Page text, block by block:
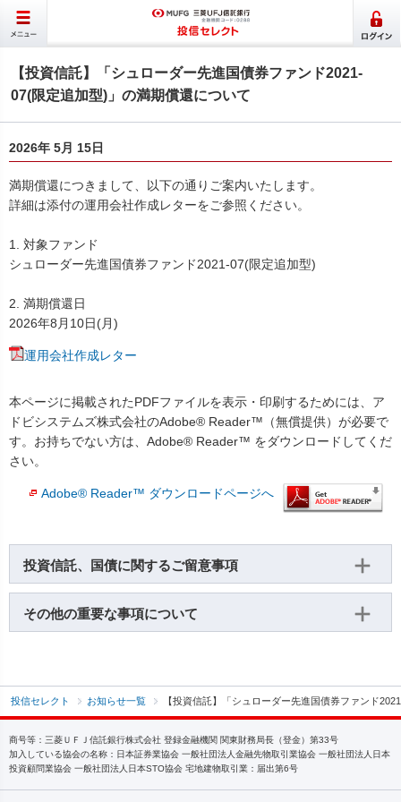
【投資信託】「シュローダー先進国債券ファンド2021-
07(限定追加型)」の満期償還について
2026年 5月 15日
満期償還につきまして、以下の通りご案内いたします。
詳細は添付の運用会社作成レターをご参照ください。
1. 対象ファンド
シュローダー先進国債券ファンド2021-07(限定追加型)
2. 満期償還日
2026年8月10日(月)
運用会社作成レター
本ページに掲載されたPDFファイルを表示・印刷するためには、ア
ドビシステムズ株式会社のAdobe® Reader™（無償提供）が必要で
す。お持ちでない方は、Adobe® Reader™ をダウンロードしてくだ
さい。
Adobe® Reader™ ダウンロードページへ
投資信託、国債に関するご留意事項
その他の重要な事項について
投信セレクト お知らせ一覧 【投資信託】「シュローダー先進国債券ファンド
商号等：三菱ＵＦＪ信託銀行株式会社 登録金融機関 関東財務局長（登金）第33号
加入している協会の名称：日本証券業協会 一般社団法人金融先物取引業協会 一般社団法人日本
投資顧問業協会 一般社団法人日本STO協会 宅地建物取引業：届出第6号